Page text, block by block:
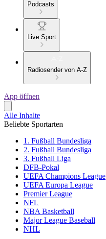
Podcasts
Live Sport
Radiosender von A-Z
App öffnen
Alle Inhalte
Beliebte Sportarten
1. Fußball Bundesliga
2. Fußball Bundesliga
3. Fußball Liga
DFB-Pokal
UEFA Champions League
UEFA Europa League
Premier League
NFL
NBA Basketball
Major League Baseball
NHL